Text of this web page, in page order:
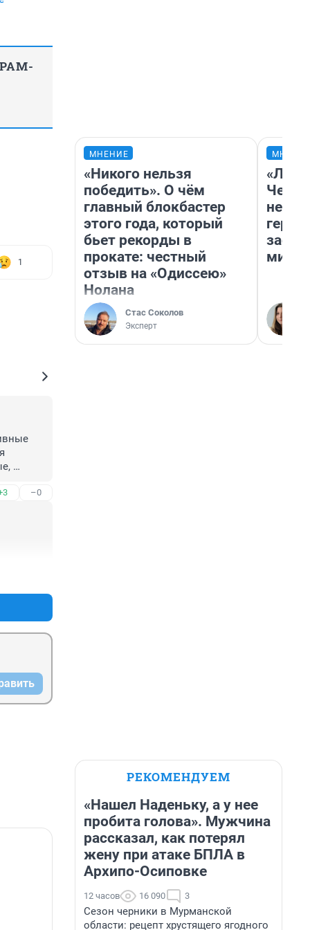
1
–0
МНЕНИЕ
«Никого нельзя
победить». О чём
главный блокбастер
этого года, который
бьет рекорды в
прокате: честный
отзыв на «Одиссею»
Нолана
Стас Соколов
Эксперт
Чем
герои
РЕКОМЕНДУЕМ
«Нашел Наденьку, а у нее
пробита голова». Мужчина
рассказал, как потерял
жену при атаке БПЛА в
Архипо-Осиповке
12 часов 16 090 3
Сезон черники в Мурманской
области: рецепт хрустящего ягодного